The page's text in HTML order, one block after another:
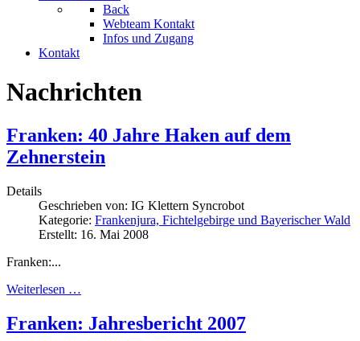
Back
Webteam Kontakt
Infos und Zugang
Kontakt
Nachrichten
Franken: 40 Jahre Haken auf dem
Zehnerstein
Details
Geschrieben von: IG Klettern Syncrobot
Kategorie: Frankenjura, Fichtelgebirge und Bayerischer Wald
Erstellt: 16. Mai 2008
Franken:...
Weiterlesen …
Franken: Jahresbericht 2007